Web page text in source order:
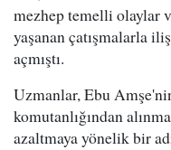
mezhep temelli olaylar
yaşanan çatışmalarla
açmıştı.
Uzmanlar, Ebu
komutanlığından
azaltmaya yönelik bir